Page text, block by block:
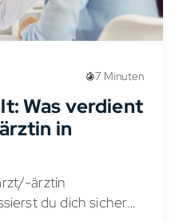
7 Minuten
Was verdient
in
ärztin
du dich sicher